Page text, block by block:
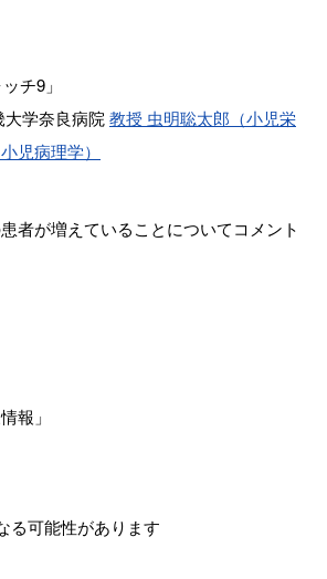
チ9」
学奈良病院教授 虫明聡太郎（小児栄
児病理学）
者が増えていることについてコメント
報」
る可能性があります